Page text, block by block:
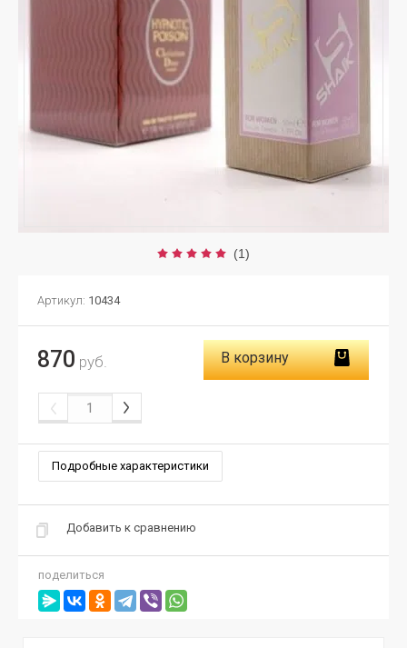
(1)
Артикул: 10434
870 руб. В корзину
Подробные характеристики
Добавить к сравнению
поделиться